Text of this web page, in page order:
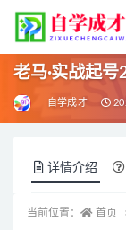
老马·实战起
自学成才
详情介绍
当前位置： 首页